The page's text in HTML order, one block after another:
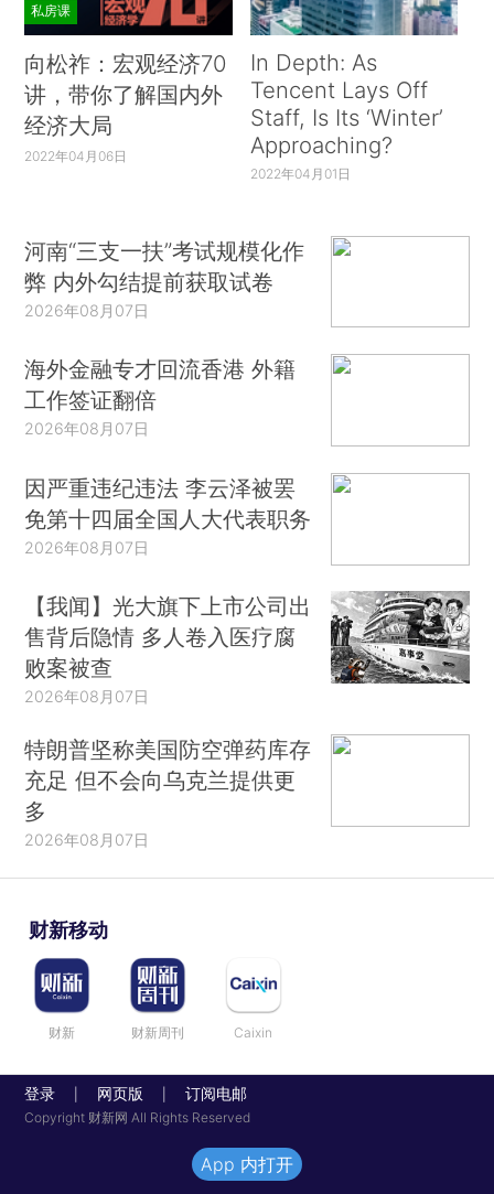
私房课
向松祚：宏观经济70
讲，带你了解国内外
经济大局
2022年04月06日
In Depth: As
Tencent Lays Off
Staff, Is Its ‘Winter’
Approaching?
2022年04月01日
河南“三支一扶”考试规模化作
弊 内外勾结提前获取试卷
2026年08月07日
海外金融专才回流香港 外籍
工作签证翻倍
2026年08月07日
因严重违纪违法 李云泽被罢
免第十四届全国人大代表职务
2026年08月07日
【我闻】光大旗下上市公司出
售背后隐情 多人卷入医疗腐
败案被查
2026年08月07日
特朗普坚称美国防空弹药库存
充足 但不会向乌克兰提供更
多
2026年08月07日
财新移动
财新 财新周刊 Caixin
登录 网页版 订阅电邮
Copyright 财新网 All Rights Reserved
App 内打开